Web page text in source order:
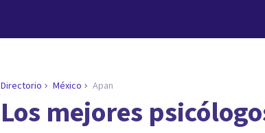
ENCONTRAR MI TERAPEUTA
¿Necesitas ayuda para encontrar
Directorio México Apan
Los mejores